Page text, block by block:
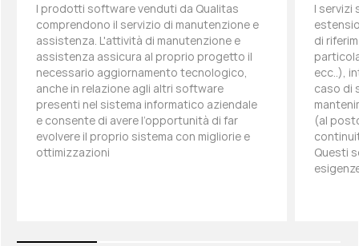
I prodotti software venduti da Qualitas
comprendono il servizio di manutenzione e
assistenza. L'attività di manutenzione e
assistenza assicura al proprio progetto il
necessario aggiornamento tecnologico,
anche in relazione agli altri software
presenti nel sistema informatico aziendale
e consente di avere l’opportunità di far
evolvere il proprio sistema con migliorie e
ottimizzazioni
I servizi
di
ecc..),
caso di
(al
Questi